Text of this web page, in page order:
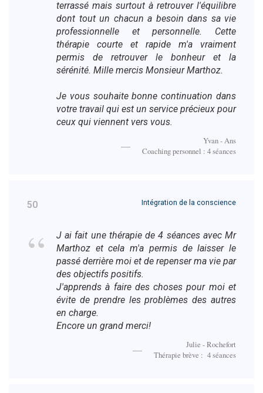
terrassé mais surtout à retrouver l'équilibre
dont tout un chacun a besoin dans sa vie
professionnelle et personnelle. Cette
thérapie courte et rapide m'a vraiment
permis de retrouver le bonheur et la
sérénité. Mille mercis Monsieur Marthoz.
Je vous souhaite bonne continuation dans
votre travail qui est un service précieux pour
ceux qui viennent vers vous.
Yvan - Ans
Coaching personnel : 4 séances
50 Intégration de la conscience
J ai fait une thérapie de 4 séances avec Mr
Marthoz et cela m'a permis de laisser le
passé derrière moi et de repenser ma vie par
des objectifs positifs.
J'apprends à faire des choses pour moi et
évite de prendre les problèmes des autres
en charge.
Encore un grand merci!
Julie - Rochefort
Thérapie brève : 4 séances